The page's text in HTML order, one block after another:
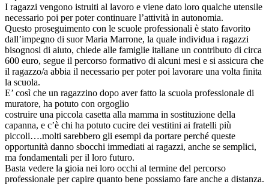
I ragazzi vengono istruiti al lavoro e viene dato loro qualche utensile
necessario poi per poter continuare l’attività in autonomia.
Questo proseguimento con le scuole professionali è stato favorito
dall’impegno di suor Maria Marrone, la quale individua i ragazzi
bisognosi di aiuto, chiede alle famiglie italiane un contributo di circa
600 euro, segue il percorso formativo di alcuni mesi e si assicura che
il ragazzo/a abbia il necessario per poter poi lavorare una volta finita
la scuola.
E’ così che un ragazzino dopo aver fatto la scuola professionale di
muratore, ha potuto con orgoglio
costruire una piccola casetta alla mamma in sostituzione della
capanna, e c’è chi ha potuto cucire dei vestitini ai fratelli più
piccoli….molti sarebbero gli esempi da portare perché queste
opportunità danno sbocchi immediati ai ragazzi, anche se semplici,
ma fondamentali per il loro futuro.
Basta vedere la gioia nei loro occhi al termine del percorso
professionale per capire quanto bene possiamo fare anche a distanza.